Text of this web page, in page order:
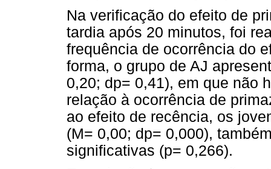
Na verificação do efeito de
tardia após 20 minutos, foi
frequência de ocorrência do
forma, o grupo de AJ
0,20; dp= 0,41), em que não
relação à ocorrência de
ao efeito de recência, os
(M= 0,00; dp= 0,000),
significativas (p= 0,266).